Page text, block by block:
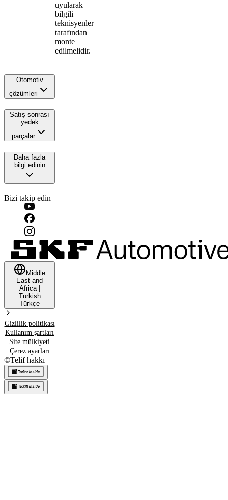
uyularak
bilgili
teknisyenler
tarafından
monte
edilmelidir.
Otomotiv
çözümleri
Satış sonrası
yedek
parçalar
Daha fazla
bilgi edinin
Bizi takip edin
Middle
East and
Africa|
Turkish
Türkçe
Gizlilik politikası
Kullanım şartları
Site mülkiyeti
Çerez ayarları
©Telif hakkı